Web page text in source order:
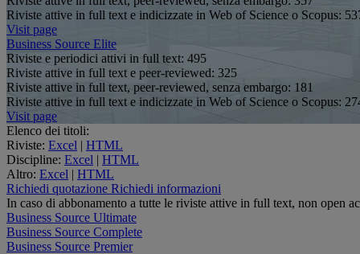
Riviste attive in full text e indicizzate in Web of Science o Scopus:
Visit page
Business Source Elite
Riviste e periodici attivi in full text: 495
Riviste attive in full text e peer-reviewed: 325
Riviste attive in full text, peer-reviewed, senza embargo: 181
Riviste attive in full text e indicizzate in Web of Science o Scopus:
Visit page
Elenco dei titoli:
Riviste: Excel | HTML
Discipline: Excel | HTML
Altro: Excel | HTML
Richiedi quotazione Richiedi informazioni
In caso di abbonamento a tutte le riviste attive in full text, non open
Business Source Ultimate
Business Source Complete
Business Source Premier